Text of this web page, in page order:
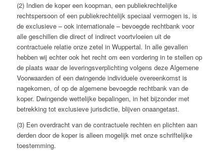
(2) Indien de koper een koopman, een publiekrechtelijke
rechtspersoon of een publiekrechtelijk speciaal vermogen is, is
de exclusieve – ook internationale – bevoegde rechtbank voor
alle geschillen die direct of indirect voortvloeien uit de
contractuele relatie onze zetel in Wuppertal. In alle gevallen
hebben wij echter ook het recht om een vordering in te stellen op
de plaats waar de leveringsverplichting volgens deze Algemene
Voorwaarden of een dwingende individuele overeenkomst is
nagekomen, of op de algemene bevoegde rechtbank van de
koper. Dwingende wettelijke bepalingen, in het bijzonder met
betrekking tot exclusieve jurisdictie, blijven onaangetast.
(3) Een overdracht van de contractuele rechten en plichten aan
derden door de koper is alleen mogelijk met onze schriftelijke
toestemming.